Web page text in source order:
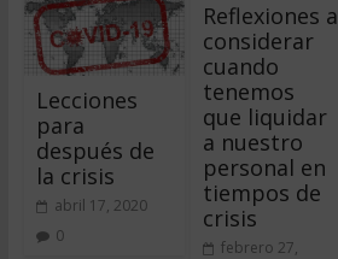
Lecciones
para
después de
la crisis
abril 17, 2020
0
Reflexiones a
considerar
cuando
tenemos
que liquidar
a nuestro
personal en
tiempos de
crisis
febrero 27,